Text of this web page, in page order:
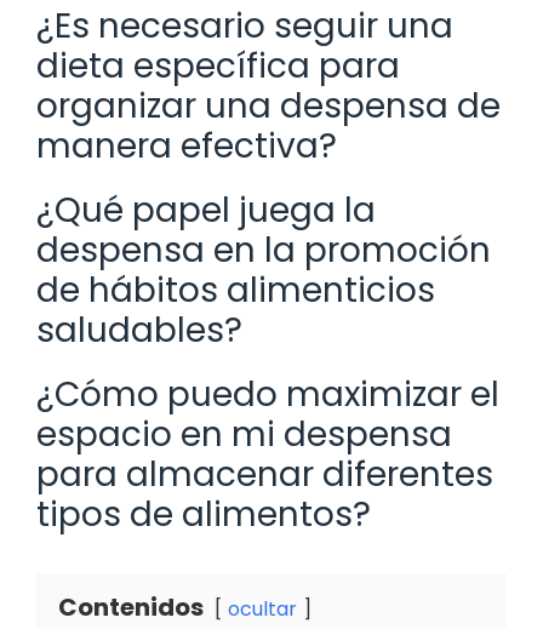
¿Es necesario seguir una
dieta específica para
organizar una despensa de
manera efectiva?
¿Qué papel juega la
despensa en la promoción
de hábitos alimenticios
saludables?
¿Cómo puedo maximizar el
espacio en mi despensa
para almacenar diferentes
tipos de alimentos?
Contenidos ocultar